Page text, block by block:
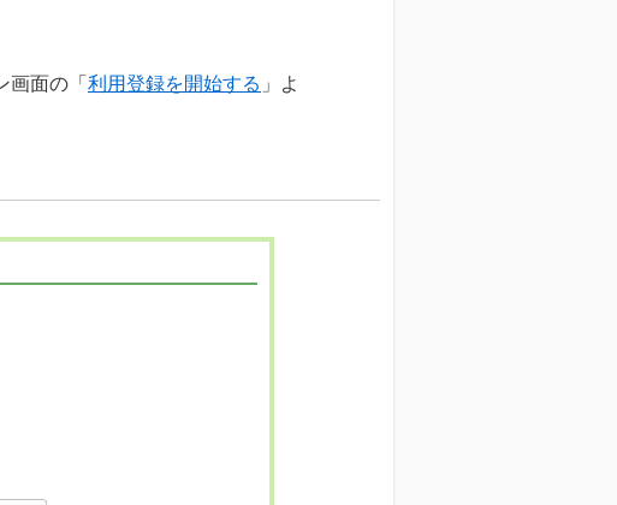
面の「 利用登録を開始する 」よ